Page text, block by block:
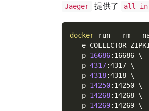
Jaeger 提供了 all-
docker run --rm --
-e
-p 16686:16686 \
-p 4317:4317 \
-p 4318:4318 \
-p 14250:14250 \
-p 14268:14268 \
-p 14269:14269 \